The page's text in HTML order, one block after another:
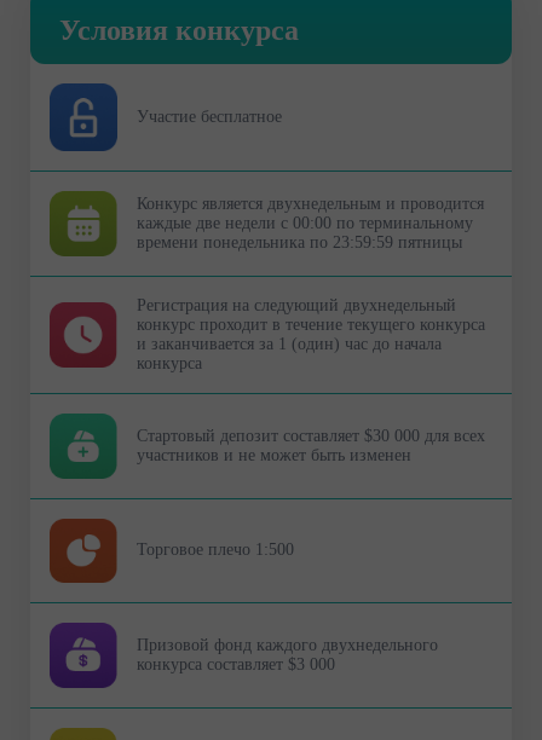
Условия конкурса
Участие бесплатное
Конкурс является двухнедельным и проводится
каждые две недели с 00:00 по терминальному
времени понедельника по 23:59:59 пятницы
Регистрация на следующий двухнедельный
конкурс проходит в течение текущего конкурса
и заканчивается за 1 (один) час до начала
конкурса
Стартовый депозит составляет $30 000 для всех
участников и не может быть изменен
Торговое плечо 1:500
Призовой фонд каждого двухнедельного
конкурса составляет $3 000